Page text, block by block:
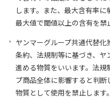
します。また、最大含有率
最大値で閾値以上の含有を禁
ヤンマーグループ共通代替化
条約、法規制等に基づき、ヤ
進める物質をいいます。法
プ商品全体に影響すると判
物質として使用を禁止しま